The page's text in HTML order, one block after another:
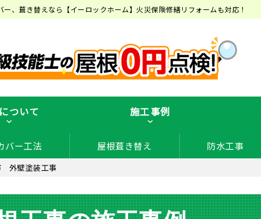
、葺き替えなら【イーロックホーム】火災保険修繕リフォームも対応！
ついて 施工事例
バー工法 屋根葺き替え 防水工事
外壁塗装工事